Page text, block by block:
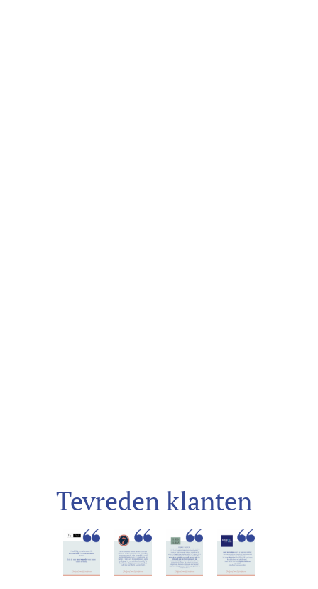
Tevreden klanten